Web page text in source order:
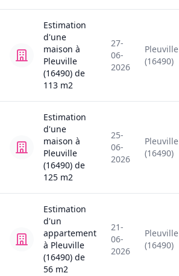
Estimation
d'une
maison à
Pleuville
(16490) de
113 m2
27-
06-
2026
Pleuville
(16490)
Estimation
d'une
maison à
Pleuville
(16490) de
125 m2
25-
06-
2026
Pleuville
(16490)
Estimation
d'un
appartement
à Pleuville
(16490) de
56 m2
21-
06-
2026
Pleuville
(16490)